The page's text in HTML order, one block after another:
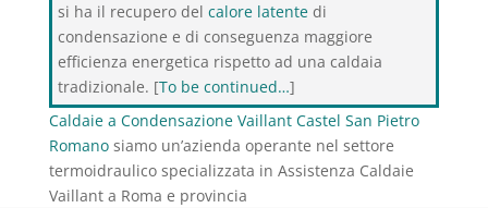
si ha il recupero del calore latentedi
condensazione e di conseguenza maggiore
efficienza energetica rispetto ad una caldaia
tradizionale. [To be continued…]
Caldaie a Condensazione Vaillant Castel San Pietro
Romanosiamo un’azienda operante nel settore
termoidraulico specializzata in Assistenza Caldaie
Vaillant a Roma e provincia